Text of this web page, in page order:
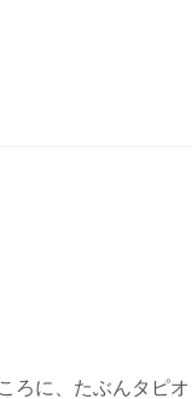
ろに、たぶんタピオ